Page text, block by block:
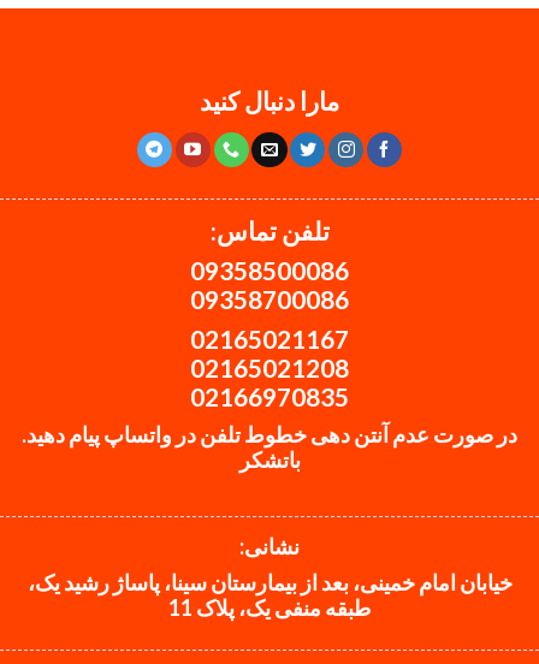
مارا دنبال کنید
تلفن تماس:
09358500086
09358700086
02165021167
02165021208
02166970835
در صورت عدم آنتن دهی خطوط تلفن در واتساپ پیام دهید.
باتشکر
نشانی:
خیابان امام خمینی، بعد از بیمارستان سینا، پاساژ رشید یک،
طبقه منفی یک، پلاک 11